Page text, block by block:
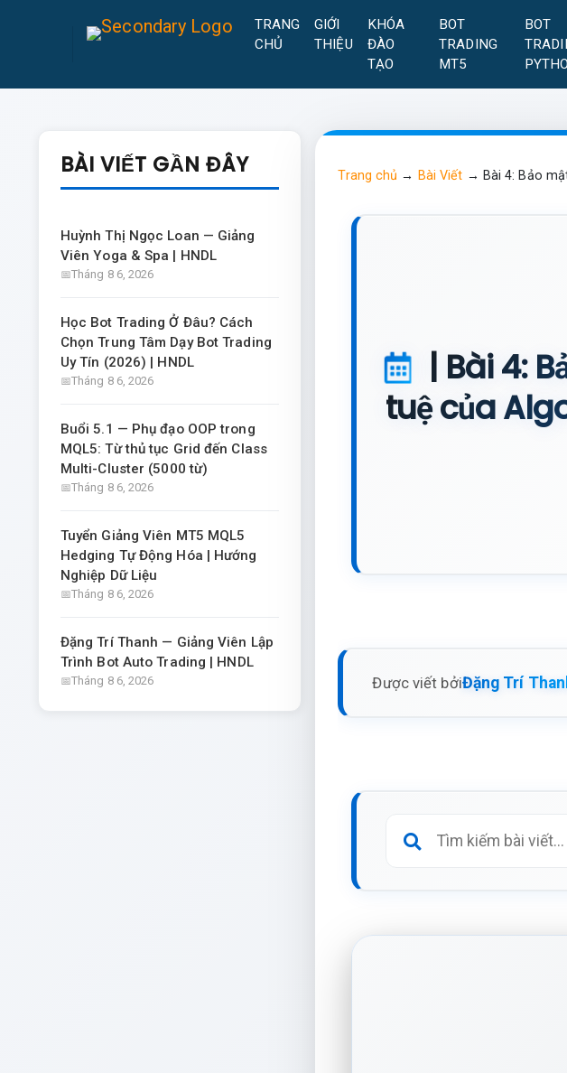
TRANG
CHỦ
GIỚI
THIỆU
KHÓA
ĐÀO
TẠO
BOT
TRADING
MT5
BOT
BÀI VIẾT GẦN ĐÂY
Huỳnh Thị Ngọc Loan — Giảng
Viên Yoga & Spa | HNDL
Tháng 8 6, 2026
Học Bot Trading Ở Đâu? Cách
Chọn Trung Tâm Dạy Bot Trading
Uy Tín (2026) | HNDL
Tháng 8 6, 2026
Buổi 5.1 — Phụ đạo OOP trong
MQL5: Từ thủ tục Grid đến Class
Multi-Cluster (5000 từ)
Tháng 8 6, 2026
Tuyển Giảng Viên MT5 MQL5
Hedging Tự Động Hóa | Hướng
Nghiệp Dữ Liệu
Tháng 8 6, 2026
Đặng Trí Thanh — Giảng Viên Lập
Trình Bot Auto Trading | HNDL
Tháng 8 6, 2026
Trang chủ → Bài Viết → Bài 4: Bảo
| Bài 4:
tuệ của
Được viết bởiĐặng Trí